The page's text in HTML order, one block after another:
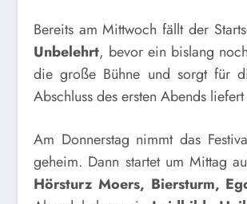
Bereits am Mittwoch fällt der
Unbelehrt, bevor ein bislang
die große Bühne und sorgt für
Abschluss des ersten Abends
Am Donnerstag nimmt das
geheim. Dann startet um Mittag
Hörsturz Moers, Biersturm,